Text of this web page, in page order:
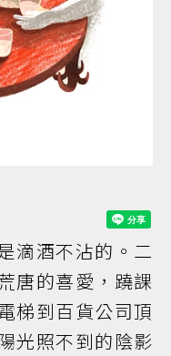
滴酒不沾的。二
唐的喜愛，蹺課
梯到百貨公司頂
光照不到的陰影